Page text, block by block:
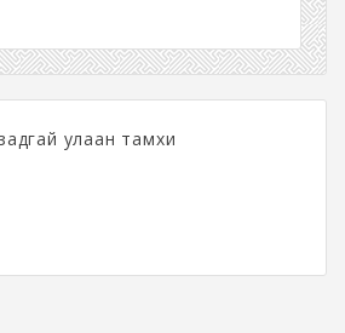
улаан тамхи